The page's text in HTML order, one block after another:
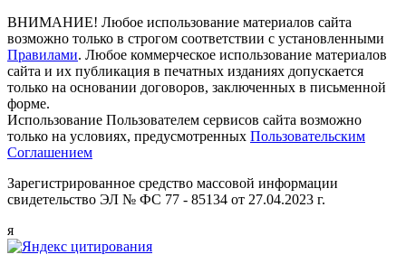
ВНИМАНИЕ! Любое использование материалов сайта
возможно только в строгом соответствии с установленными
Правилами. Любое коммерческое использование материалов
сайта и их публикация в печатных изданиях допускается
только на основании договоров, заключенных в письменной
форме.
Использование Пользователем сервисов сайта возможно
только на условиях, предусмотренных Пользовательским
Соглашением
Зарегистрированное средство массовой информации
свидетельство ЭЛ № ФС 77 - 85134 от 27.04.2023 г.
я